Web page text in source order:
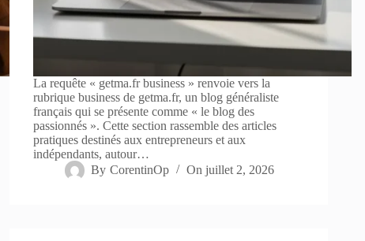
La requête « getma.fr business » renvoie vers la
rubrique business de getma.fr, un blog généraliste
français qui se présente comme « le blog des
passionnés ». Cette section rassemble des articles
pratiques destinés aux entrepreneurs et aux
indépendants, autour…
By CorentinOp On juillet 2, 2026